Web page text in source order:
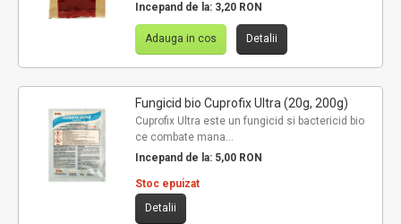
Incepand de la: 3,20 RON
Adauga in cos Detalii
Fungicid bio Cuprofix Ultra (20g, 200g)
Cuprofix Ultra este un fungicid si bactericid bio
ce combate mana...
Incepand de la: 5,00 RON
Stoc epuizat
Detalii